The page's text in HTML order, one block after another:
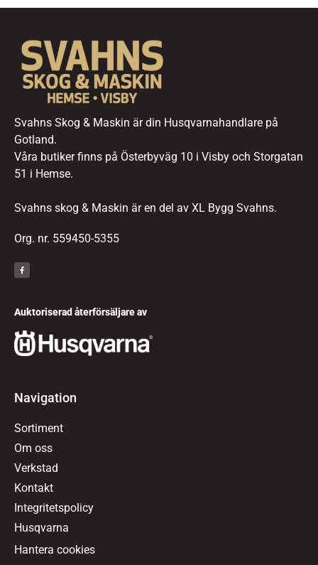
Svahns Skog & Maskin är din Husqvarnahandlare på
Gotland.
Våra butiker finns på Österbyväg 10 i Visby och Storgatan
51 i Hemse.
Svahns skog & Maskin är en del av XL Bygg Svahns.
Org. nr. 559450-5355
Auktoriserad återförsäljare av
Navigation
Sortiment
Om oss
Verkstad
Kontakt
Integritetspolicy
Husqvarna
Hantera cookies